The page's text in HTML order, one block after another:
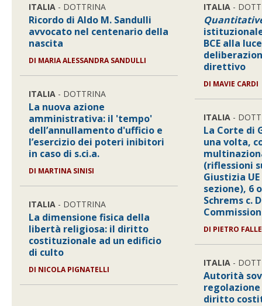
ITALIA - DOTTRINA
Ricordo di Aldo M. Sandulli
avvocato nel centenario della
nascita
DI MARIA ALESSANDRA SANDULLI
ITALIA - DOTTRINA
La nuova azione
amministrativa: il 'tempo'
dell’annullamento d'ufficio e
l’esercizio dei poteri inibitori
in caso di s.ci.a.
DI MARTINA SINISI
ITALIA - DOTTRINA
La dimensione fisica della
libertà religiosa: il diritto
costituzionale ad un edificio
di culto
DI NICOLA PIGNATELLI
ITALIA -
BCE alla
direttivo
DI MAVIE CARDI
ITALIA -
La Corte di
una volta,
(riflessioni
Giustizia
sezione), 6
Schrems c.
DI PIETRO
ITALIA -
Autorità
diritto